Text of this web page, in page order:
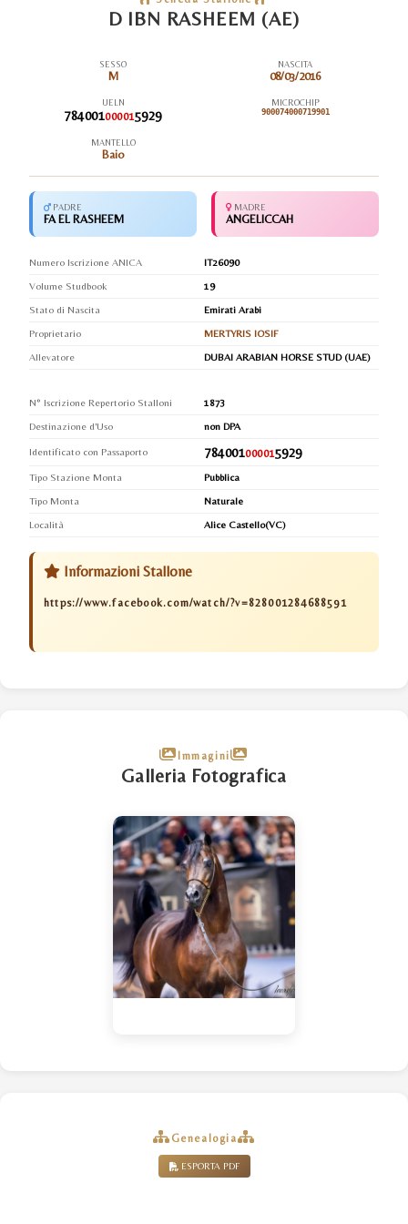
D IBN RASHEEM (AE)
SESSO
M
NASCITA
08/03/2016
UELN
784001000015929
MICROCHIP
900074000719901
MANTELLO
Baio
PADRE
FA EL RASHEEM
MADRE
ANGELICCAH
Numero Iscrizione ANICA
IT26090
Volume Studbook
19
Stato di Nascita
Emirati Arabi
Proprietario
MERTYRIS IOSIF
Allevatore
DUBAI ARABIAN HORSE STUD (UAE)
N° Iscrizione Repertorio Stalloni
1873
Destinazione d'Uso
non DPA
Identificato con Passaporto 784001000015929
Tipo Stazione Monta
Pubblica
Tipo Monta
Naturale
Località
Alice Castello(VC)
Informazioni Stallone
https://www.facebook.com/watch/?v=828001284688591
Immagini
Galleria Fotografica
Genealogia
ESPORTA PDF